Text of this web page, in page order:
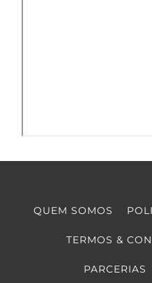
QUEM SOMOS
TERMOS &
PARCERIAS